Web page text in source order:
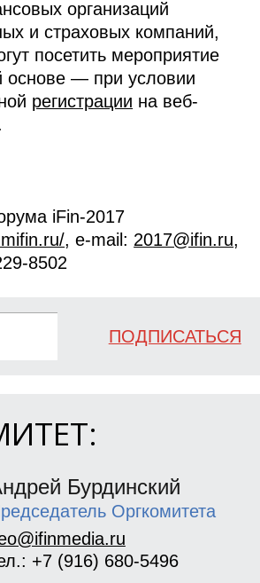
Бурдинский
Оргкомитета
+7 (916) 680-5496
организаций
и страховых компаний,
посетить мероприятие
основе — при условии
регистрации на веб-
iFin-2017
, e-mail: 2017@ifin.ru,
8502
ПОДПИСАТЬСЯ